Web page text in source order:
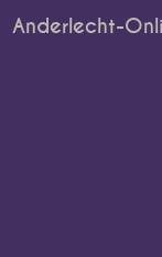
Anderlecht-